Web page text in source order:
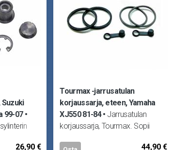
99-07
26,90 €
Tourmax -jarrusatulan
korjaussarja, eteen, Yamaha
XJ550 81-84
Jarrusatulan
korjaussarja, Tourmax. Sopii
44,90 €